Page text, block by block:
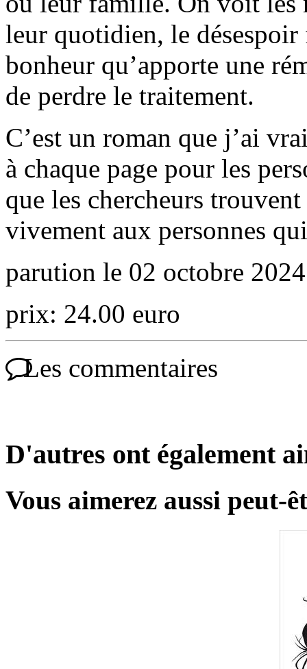
leur quotidien, le
bonheur qu’apporte une
de perdre le traitement.
C’est un roman que j’ai
à chaque page pour les
que les chercheurs
vivement aux personnes
parution le 02 octobre 2024
prix: 24.00 euro
Les commentaires
D'autres ont également
Vous aimerez aussi peut-